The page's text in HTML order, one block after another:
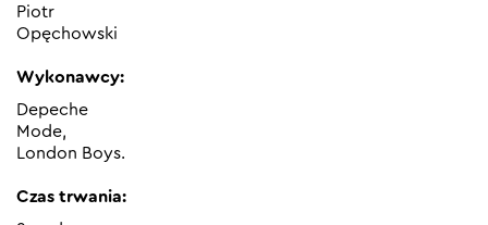
Piotr
Opęchowski
Wykonawcy:
Depeche
Mode,
London Boys.
Czas trwania: